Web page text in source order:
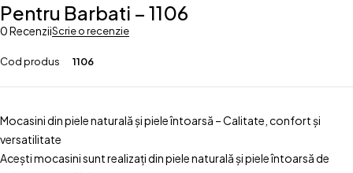
Pentru Barbati – 1106
0 RecenziiScrie o recenzie
Cod produs 1106
Mocasini din piele naturală și piele întoarsă – Calitate, confort și
versatilitate
Acești mocasini sunt realizați din piele naturală și piele întoarsă de